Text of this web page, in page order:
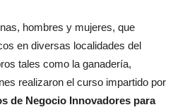
hombres y mujeres, que
en diversas localidades del
tales como la ganadería,
realizaron el curso impartido por
de Negocio Innovadores para